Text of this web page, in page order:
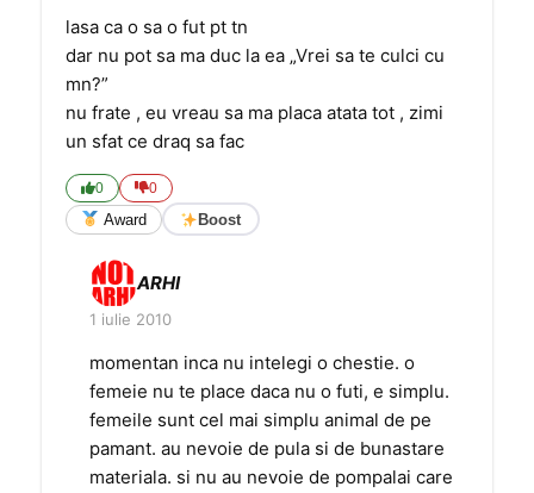
lasa ca o sa o fut pt tn
dar nu pot sa ma duc la ea „Vrei sa te culci cu
mn?”
nu frate , eu vreau sa ma placa atata tot , zimi
un sfat ce draq sa fac
0 0
Award Boost
ARHI
1 iulie 2010
momentan inca nu intelegi o chestie. o
femeie nu te place daca nu o futi, e simplu.
femeile sunt cel mai simplu animal de pe
pamant. au nevoie de pula si de bunastare
materiala. si nu au nevoie de pompalai care